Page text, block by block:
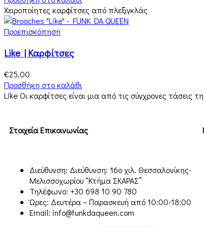
Χειροποίητες καρφίτσες από πλεξιγκλάς
Προεπισκόπηση
Like | Καρφίτσες
€25,00
Προσθήκη στο καλάθι
Like Οι καρφίτσες είναι μια από τις σύγχρονες τάσεις
Στοιχεία Επικοινωνίας
Διεύθυνση: Διεύθυνση: 16ο χιλ. Θεσσαλονίκης-
Μελισσοχωρίου “Κτήμα ΣΚΑΡΑΣ”
Τηλέφωνο: +30 698 10 90 780
Ώρες: Δευτέρα – Παρασκευή από 10:00-18:00
Email: info@funkdaqueen.com